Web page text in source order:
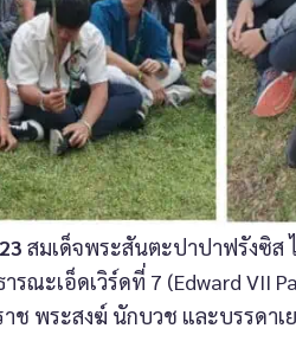
สมเด็จพระสันตะปาปาฟรังซิส
ณะเอ็ดเวิร์ดที่ 7 (Edward VII
พระสงฆ์ นักบวช และบรรดา